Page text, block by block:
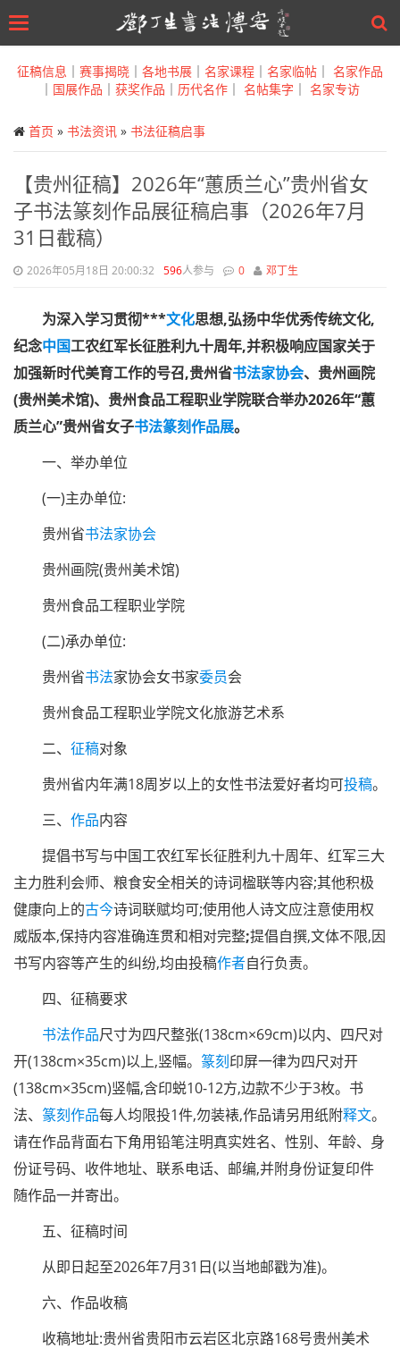
to
Toggle
征稿信息 ｜ 赛事揭晓 ｜ 各地书展 ｜ 名家课程 ｜ 名家临帖 ｜ 名家作品
｜ 国展作品 ｜ 获奖作品 ｜ 历代名作 ｜ 名帖集字 ｜ 名家专访
首页 » 书法资讯 » 书法征稿启事
【贵州征稿】2026年“蕙质兰心”贵州省女
子书法篆刻作品展征稿启事（2026年7月
31日截稿）
2026年05月18日 20:00:32 596人参与 0 邓丁生
为深入学习贯彻***文化思想,弘扬中华优秀传统文化,
纪念中国工农红军长征胜利九十周年,并积极响应国家关于
加强新时代美育工作的号召,贵州省书法家协会、贵州画院
(贵州美术馆)、贵州食品工程职业学院联合举办2026年“蕙
质兰心”贵州省女子书法篆刻作品展。
一、 举办单位
(一)主办单位:
贵州省书法家协会
贵州画院(贵州美术馆)
贵州食品工程职业学院
(二)承办单位:
贵州省书法家协会女书家委员会
贵州食品工程职业学院文化旅游艺术系
二、 征稿对象
贵州省内年满18周岁以上的女性书法爱好者均可投稿。
三、 作品内容
提倡书写与中国工农红军长征胜利九十周年、红军三大
主力胜利会师、粮食安全相关的诗词楹联等内容;其他积极
健康向上的古今诗词联赋均可;使用他人诗文应注意使用权
威版本,保持内容准确连贯和相对完整;提倡自撰,文体不限,因
书写内容等产生的纠纷,均由投稿作者自行负责。
四、征稿要求
书法作品尺寸为四尺整张(138cm×69cm)以内、四尺对
开(138cm×35cm)以上,竖幅。 篆刻印屏一律为四尺对开
(138cm×35cm)竖幅,含印蜕10-12方,边款不少于3枚。书
法、 篆刻作品每人均限投1件,勿装裱,作品请另用纸附释文。
请在作品背面右下角用铅笔注明真实姓名、性别、年龄、身
份证号码、收件地址、联系电话、邮编,并附身份证复印件
随作品一并寄出。
五、征稿时间
从即日起至2026年7月31日(以当地邮戳为准)。
六、作品收稿
收稿地址:贵州省贵阳市云岩区北京路168号贵州美术